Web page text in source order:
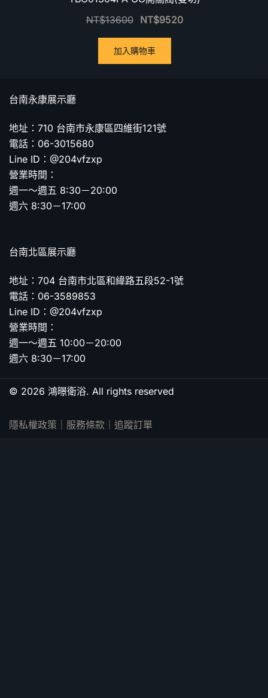
NT$13600 NT$9520
加入購物車
台南永康展示廳
地址：710 台南市永康區四維街121號
電話：06-3015680
Line ID：@204vfzxp
營業時間：
週一～週五 8:30－20:00
週六 8:30－17:00
台南北區展示廳
地址：704 台南市北區和緯路五段52-1號
電話：06-3589853
Line ID：@204vfzxp
營業時間：
週一～週五 10:00－20:00
週六 8:30－17:00
© 2026 鴻暻衛浴. All rights reserved
隱私權政策 服務條款 追蹤訂單